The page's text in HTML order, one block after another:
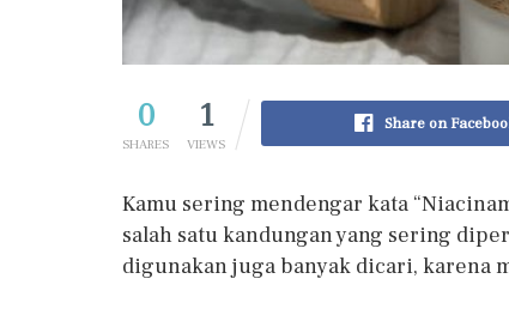
0
SHARES
1
VIEWS
Share on
Kamu sering mendengar kata
salah satu kandungan yang sering
digunakan juga banyak dicari, karena